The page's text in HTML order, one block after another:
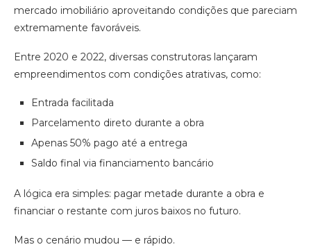
mercado imobiliário aproveitando condições que pareciam
extremamente favoráveis.
Entre 2020 e 2022, diversas construtoras lançaram
empreendimentos com condições atrativas, como:
Entrada facilitada
Parcelamento direto durante a obra
Apenas 50% pago até a entrega
Saldo final via financiamento bancário
A lógica era simples: pagar metade durante a obra e
financiar o restante com juros baixos no futuro.
Mas o cenário mudou — e rápido.